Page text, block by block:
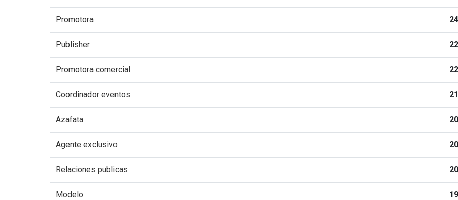
Promotora
Publisher
Promotora comercial
Coordinador eventos
Azafata
Agente exclusivo
Relaciones publicas
Modelo